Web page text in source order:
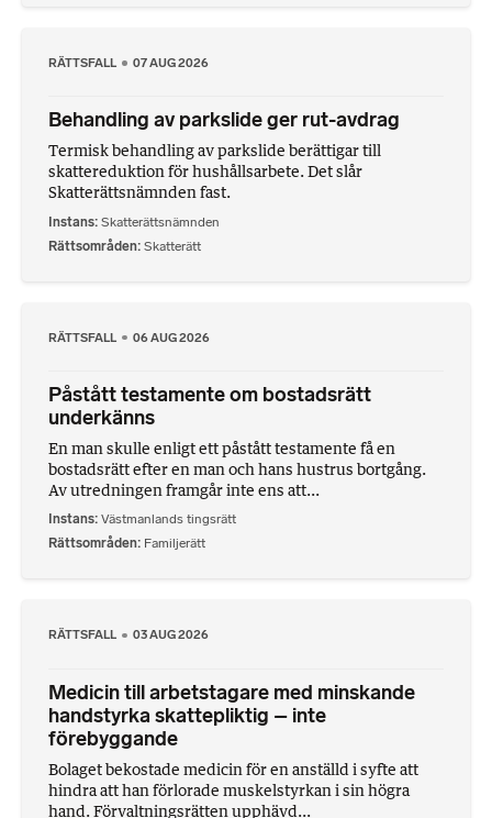
RÄTTSFALL 07 AUG 2026
Behandling av parkslide ger rut-avdrag
Termisk behandling av parkslide berättigar till
skattereduktion för hushållsarbete. Det slår
Skatterättsnämnden fast.
Instans Skatterättsnämnden
Rättsområden Skatterätt
RÄTTSFALL 06 AUG 2026
Påstått testamente om bostadsrätt
underkänns
En man skulle enligt ett påstått testamente få en
bostadsrätt efter en man och hans hustrus bortgång.
Av utredningen framgår inte ens att...
Instans Västmanlands tingsrätt
Rättsområden Familjerätt
RÄTTSFALL 03 AUG 2026
Medicin till arbetstagare med minskande
handstyrka skattepliktig – inte
förebyggande
Bolaget bekostade medicin för en anställd i syfte att
hindra att han förlorade muskelstyrkan i sin högra
hand. Förvaltningsrätten upphävd...